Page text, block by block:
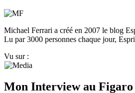
Michael Ferrari a créé en 2007 le blog
Lu par 3000 personnes chaque jour,
Vu sur :
Mon Interview au Figaro